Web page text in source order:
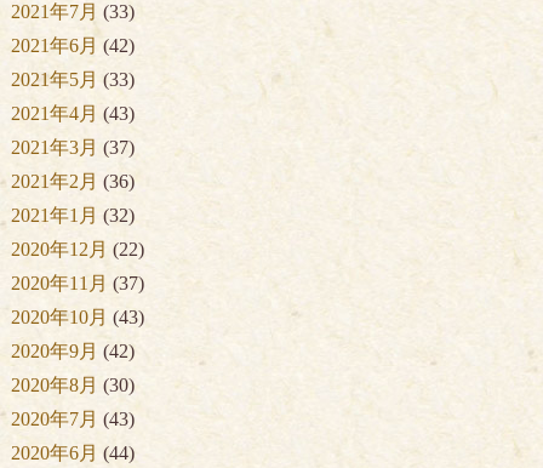
2021年7月 (33)
2021年6月 (42)
2021年5月 (33)
2021年4月 (43)
2021年3月 (37)
2021年2月 (36)
2021年1月 (32)
2020年12月 (22)
2020年11月 (37)
2020年10月 (43)
2020年9月 (42)
2020年8月 (30)
2020年7月 (43)
2020年6月 (44)